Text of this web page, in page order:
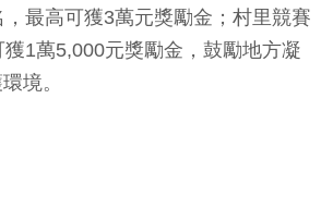
最高可獲3萬元獎勵金；村里競賽
1萬5,000元獎勵金，鼓勵地方凝
境。